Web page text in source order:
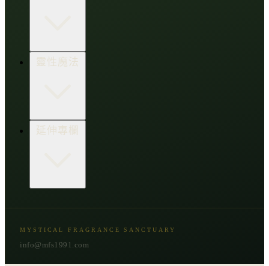
生活點子王
木質類
樹脂類
靈性魔法
顯化與吸引力
延伸專欄
古文明與神話
節氣與民俗
MYSTICAL FRAGRANCE SANCTUARY
info@mfs1991.com